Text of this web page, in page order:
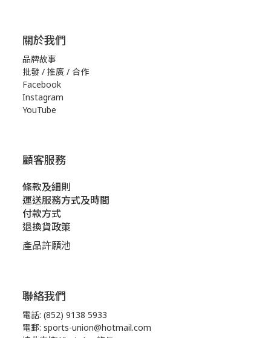
關於我們
品牌故事
批發 / 推廣 / 合作
Facebook
Instagram
YouTube
顧客服務
條款及細則
運送服務方式及時間
付款方式
退換貨政策
產品許願池
聯絡我們
電話: (852) 9138 5933
電郵: sports-union@hotmail.com